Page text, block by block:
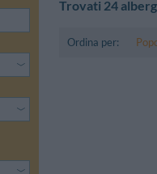
Trovati 24
Ordina per: